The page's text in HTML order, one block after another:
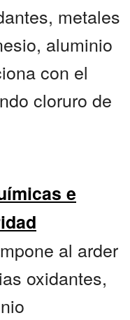
metales
aluminio
con el
cloruro de
e
al arder
oxidantes,